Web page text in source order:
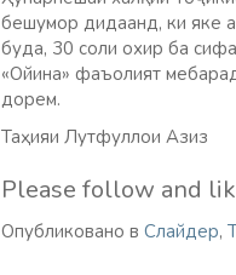
бешумор дидаанд, ки яке
буда, 30 соли охир ба
«Ойина» фаъолият
дорем.
Таҳияи Лутфуллои Азиз
Please follow and
Опубликовано в Слайдер,